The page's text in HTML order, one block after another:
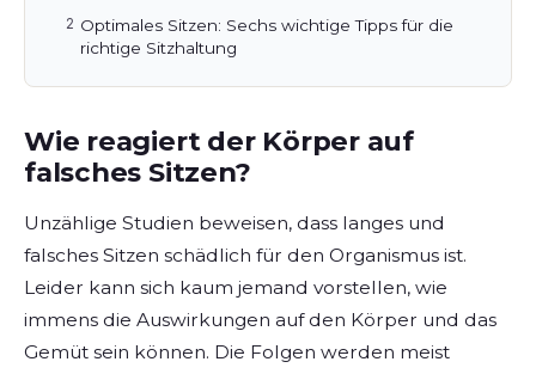
Optimales Sitzen: Sechs wichtige Tipps für die
richtige Sitzhaltung
Wie reagiert der Körper auf
falsches Sitzen?
Unzählige Studien beweisen, dass langes und
falsches Sitzen schädlich für den Organismus ist.
Leider kann sich kaum jemand vorstellen, wie
immens die Auswirkungen auf den Körper und das
Gemüt sein können. Die Folgen werden meist